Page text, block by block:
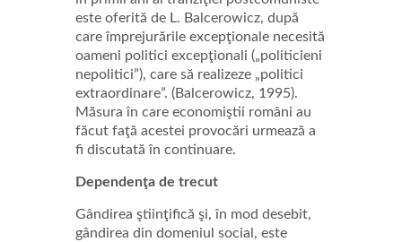
este oferită de L. Balcerowicz, după
care împrejurările excepţionale necesită
oameni politici excepţionali („politicieni
nepolitici”), care să realizeze „politici
extraordinare”. (Balcerowicz, 1995).
Măsura în care economiştii români au
făcut faţă acestei provocări urmează a
fi discutată în continuare.
Dependenţa de trecut
Gândirea ştiinţifică şi, în mod desebit,
gândirea din domeniul social, este